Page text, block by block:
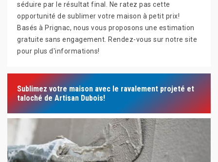
séduire par le résultat final. Ne ratez pas cette
opportunité de sublimer votre maison à petit prix!
Basés à Prignac, nous vous proposons une estimation
gratuite sans engagement. Rendez-vous sur notre site
pour plus d'informations!
Sublimez votre maison avec le ravalement projeté et
taloché de Artisan Dubois!